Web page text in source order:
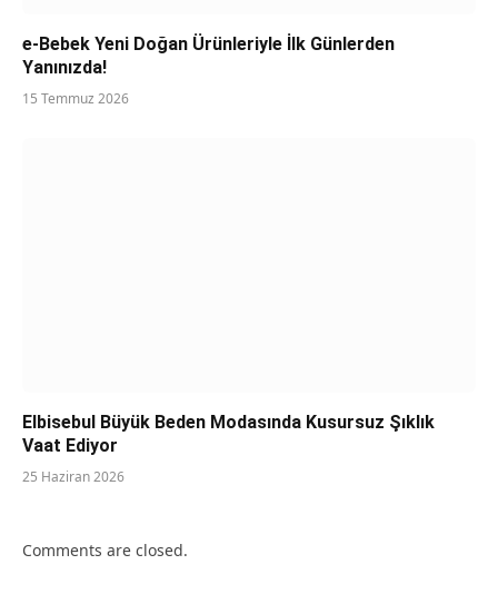
e-Bebek Yeni Doğan Ürünleriyle İlk Günlerden
Yanınızda!
15 Temmuz 2026
Elbisebul Büyük Beden Modasında Kusursuz Şıklık
Vaat Ediyor
25 Haziran 2026
Comments are closed.